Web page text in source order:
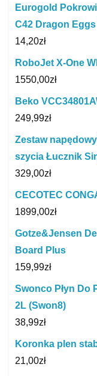
Eurogold
C42 Dragon
14,20zł
RoboJet X-One
1550,00zł
Beko
249,99zł
Zestaw
szycia Łucznik
329,00zł
CECOTEC
1899,00zł
Gotze&Jensen
Board Plus
159,99zł
Swonco Płyn Do
2L (Swon8)
38,99zł
Koronka plen
21,00zł